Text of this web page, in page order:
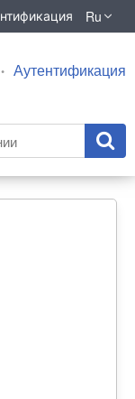
Ru
Аутентификация